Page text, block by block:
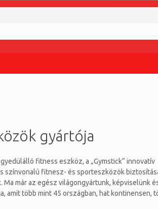
gyártója
fitness eszköz, a „Gymstick“ innovatív
színvonalú fitnesz- és sporteszközök
már az egész világongyártunk, képviselünk
amit több mint 45 országban, hat kontinensen,